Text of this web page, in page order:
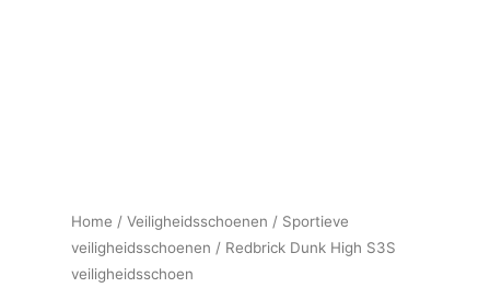
Home / Veiligheidsschoenen / Sportieve
veiligheidsschoenen / Redbrick Dunk High S3S
veiligheidsschoen